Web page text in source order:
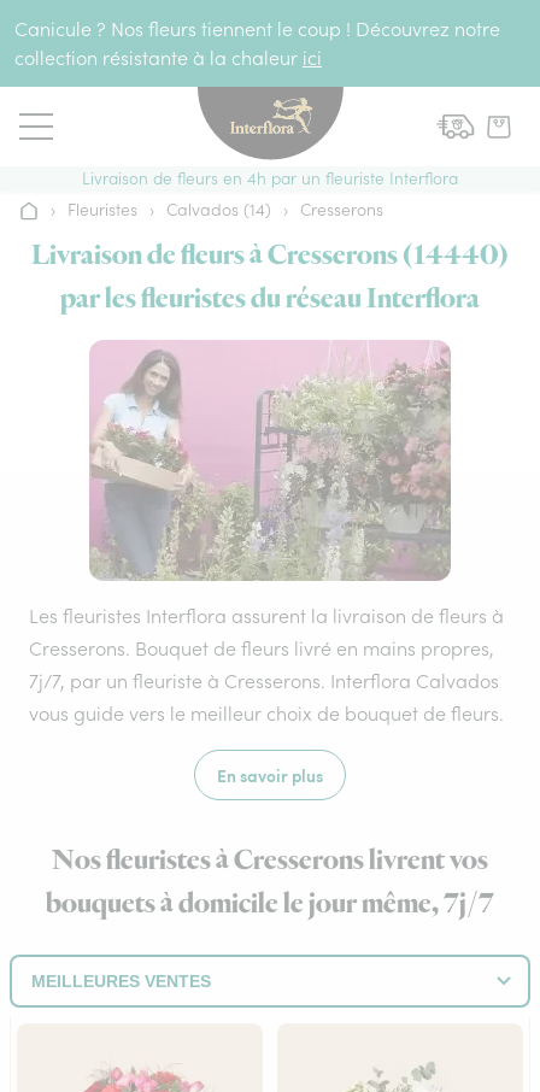
Canicule ? Nos fleurs tiennent le coup ! Découvrez notre
collection résistante à la chaleur ici
Livraison de fleurs en 4h par un fleuriste Interflora
Accueil
› Fleuristes › Calvados (14) › Cresserons
Livraison de fleurs à Cresserons (14440)
par les fleuristes du réseau Interflora
Les fleuristes Interflora assurent la livraison de fleurs à
Cresserons. Bouquet de fleurs livré en mains propres,
7j/7, par un fleuriste à Cresserons. Interflora Calvados
vous guide vers le meilleur choix de bouquet de fleurs.
En savoir plus
Nos fleuristes à Cresserons livrent vos
bouquets à domicile le jour même, 7j/7